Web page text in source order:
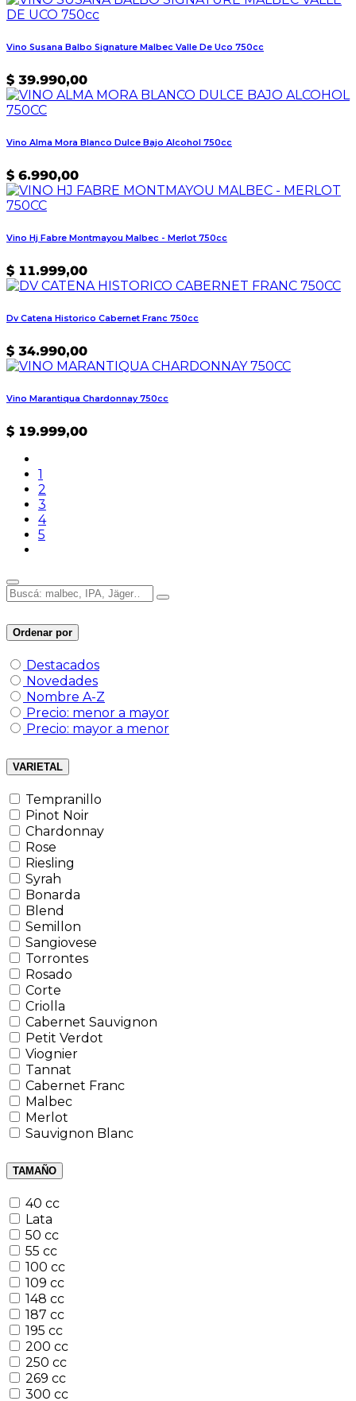
Vino Susana Balbo Signature Malbec Valle De Uco 750cc
$ 39.990,00
Vino Alma Mora Blanco Dulce Bajo Alcohol 750cc
$ 6.990,00
Vino Hj Fabre Montmayou Malbec - Merlot 750cc
$ 11.999,00
Dv Catena Historico Cabernet Franc 750cc
$ 34.990,00
Vino Marantiqua Chardonnay 750cc
$ 19.999,00
1
2
3
4
5
Ordenar por
Destacados
Novedades
Nombre A-Z
Precio: menor a mayor
Precio: mayor a menor
VARIETAL
Tempranillo
Pinot Noir
Chardonnay
Rose
Riesling
Syrah
Bonarda
Blend
Semillon
Sangiovese
Torrontes
Rosado
Corte
Criolla
Cabernet Sauvignon
Petit Verdot
Viognier
Tannat
Cabernet Franc
Malbec
Merlot
Sauvignon Blanc
TAMAÑO
40 cc
Lata
50 cc
55 cc
100 cc
109 cc
148 cc
187 cc
195 cc
200 cc
250 cc
269 cc
300 cc